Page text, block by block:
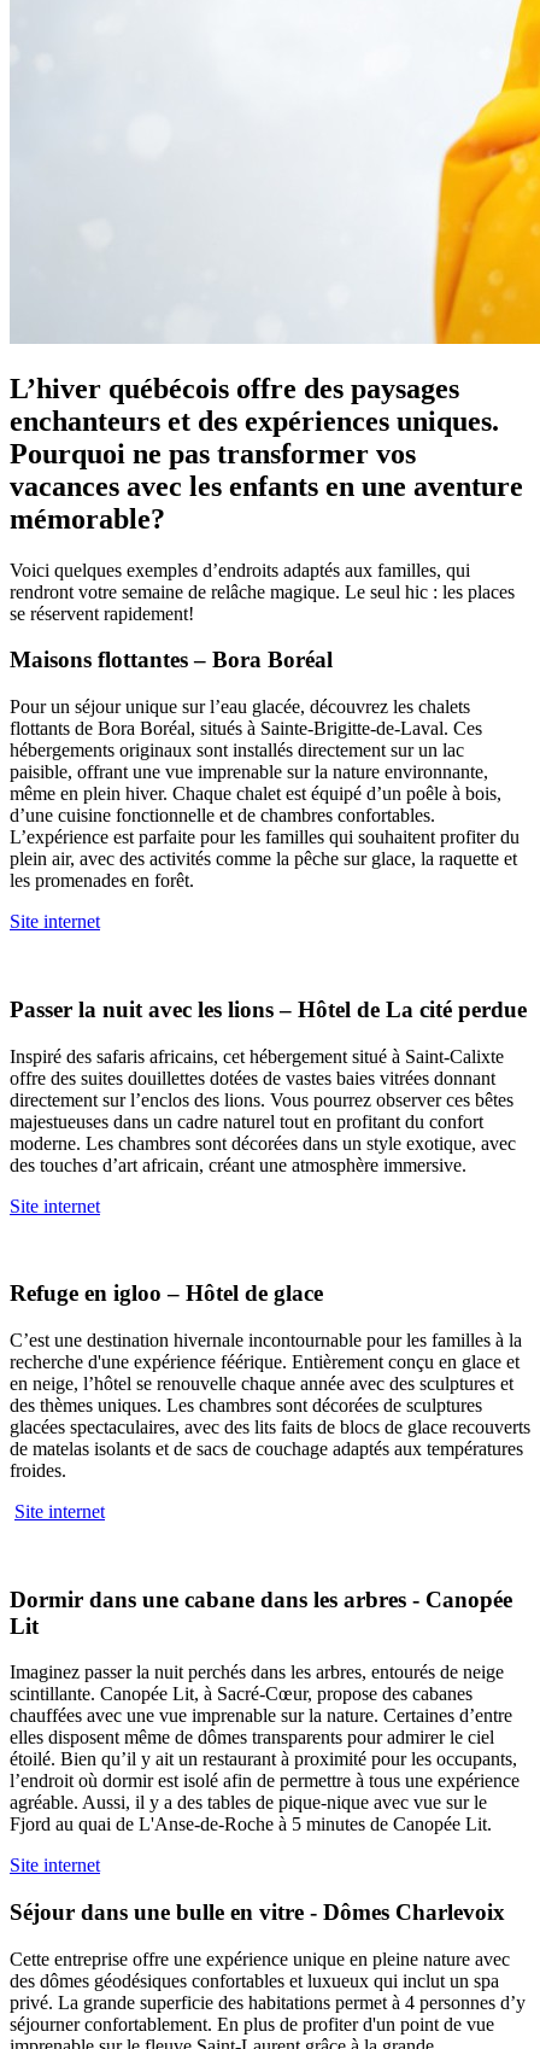
L’hiver québécois offre des paysages
enchanteurs et des expériences uniques.
Pourquoi ne pas transformer vos
vacances avec les enfants en une aventure
mémorable?
Voici quelques exemples d’endroits adaptés aux familles, qui
rendront votre semaine de relâche magique. Le seul hic : les places
se réservent rapidement!
Maisons flottantes – Bora Boréal
Pour un séjour unique sur l’eau glacée, découvrez les chalets
flottants de Bora Boréal, situés à Sainte-Brigitte-de-Laval. Ces
hébergements originaux sont installés directement sur un lac
paisible, offrant une vue imprenable sur la nature environnante,
même en plein hiver. Chaque chalet est équipé d’un poêle à bois,
d’une cuisine fonctionnelle et de chambres confortables.
L’expérience est parfaite pour les familles qui souhaitent profiter du
plein air, avec des activités comme la pêche sur glace, la raquette et
les promenades en forêt.
Site internet
Passer la nuit avec les lions – Hôtel de La cité perdue
Inspiré des safaris africains, cet hébergement situé à Saint-Calixte
offre des suites douillettes dotées de vastes baies vitrées donnant
directement sur l’enclos des lions. Vous pourrez observer ces bêtes
majestueuses dans un cadre naturel tout en profitant du confort
moderne. Les chambres sont décorées dans un style exotique, avec
des touches d’art africain, créant une atmosphère immersive.
Site internet
Refuge en igloo – Hôtel de glace
C’est une destination hivernale incontournable pour les familles à la
recherche d'une expérience féérique. Entièrement conçu en glace et
en neige, l’hôtel se renouvelle chaque année avec des sculptures et
des thèmes uniques. Les chambres sont décorées de sculptures
glacées spectaculaires, avec des lits faits de blocs de glace recouverts
de matelas isolants et de sacs de couchage adaptés aux températures
froides.
Site internet
Dormir dans une cabane dans les arbres - Canopée
Lit
Imaginez passer la nuit perchés dans les arbres, entourés de neige
scintillante. Canopée Lit, à Sacré-Cœur, propose des cabanes
chauffées avec une vue imprenable sur la nature. Certaines d’entre
elles disposent même de dômes transparents pour admirer le ciel
étoilé. Bien qu’il y ait un restaurant à proximité pour les occupants,
l’endroit où dormir est isolé afin de permettre à tous une expérience
agréable. Aussi, il y a des tables de pique-nique avec vue sur le
Fjord au quai de L'Anse-de-Roche à 5 minutes de Canopée Lit.
Site internet
Séjour dans une bulle en vitre - Dômes Charlevoix
Cette entreprise offre une expérience unique en pleine nature avec
des dômes géodésiques confortables et luxueux qui inclut un spa
privé. La grande superficie des habitations permet à 4 personnes d’y
séjourner confortablement. En plus de profiter d'un point de vue